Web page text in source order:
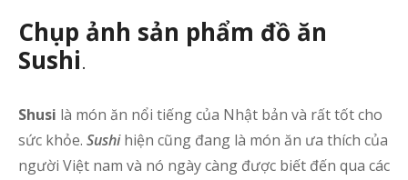
Chụp ảnh sản phẩm đồ ăn
Sushi.
Shusi là món ăn nổi tiếng của Nhật bản và rất tốt cho
sức khỏe. Sushihiện cũng đang là món ăn ưa thích của
người Việt nam và nó ngày càng được biết đến qua các